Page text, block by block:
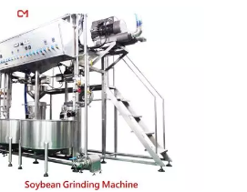
Filter Ekstrusi Rol